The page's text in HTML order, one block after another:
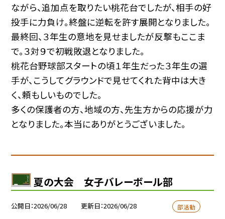
ながら、追加点を取りたい桃花台でしたが、相手の好
投手に力負け。終盤に逆転を許す展開となりました。
最終回、３年生の意地を見せましたが反撃もここま
で。３対９で初戦敗退となりました。
桃花台野球部スタートの頃１年生だった３年生の選
手が、こうしてグラウンドで見せてくれた背中は大き
く、頼もしいものでした。
多くの保護者の方、地域の方、先生方からの応援が力
となりました。本当にありがとうございました。
夏の大会 女子バレーボール部
公開日 2026/06/28 更新日 2026/06/28 部活動